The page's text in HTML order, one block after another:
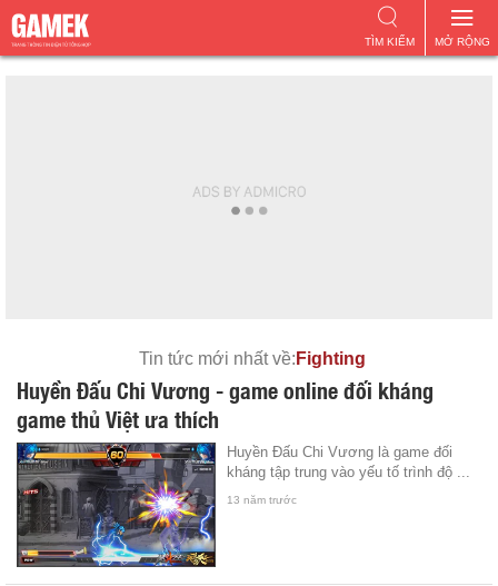
MỞ RỘNG
TÌM KIẾM
Tin tức mới nhất về: Fighting
Huyền Đấu Chi Vương - game online đối kháng
game thủ Việt ưa thích
Huyền Đấu Chi Vương là game đối
kháng tập trung vào yếu tố trình độ ...
13 năm trước